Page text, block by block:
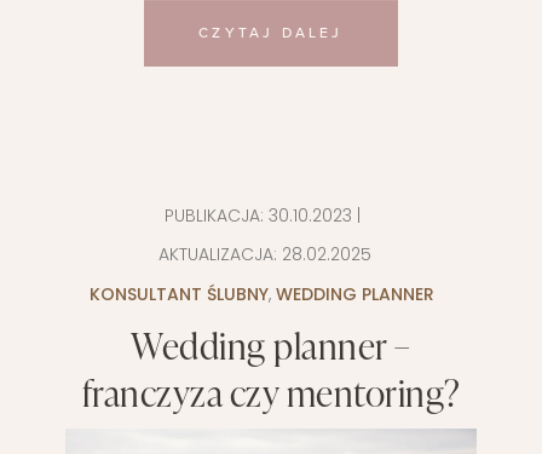
CZYTAJ DALEJ
PUBLIKACJA: 30.10.2023
AKTUALIZACJA: 28.02.2025
KONSULTANT ŚLUBNY, WEDDING PLANNER
Wedding planner –
franczyza czy mentoring?